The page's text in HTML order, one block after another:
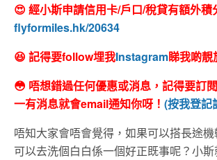
😍 經小斯申請信用卡/戶口/稅貸有額外積
flyformiles.hk/20634
😆 記得要follow埋我Instagram睇我啲靚
😳 唔想錯過任何優惠或消息，記得要訂
一有消息就會email通知你呀！ (按我登記
唔知大家會唔會覺得，如果可以搭長途
可以去洗個白白係一個好正既事呢？小斯